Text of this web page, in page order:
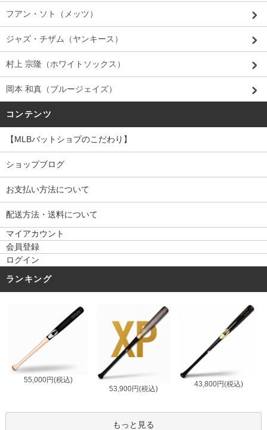
フアン・ソト（メッツ）
ジャズ・チザム（ヤンキース）
村上 宗隆（ホワイトソックス）
岡本 和真（ブルージェイズ）
コンテンツ
【MLBバットショプのこだわり】
ショップブログ
お支払い方法について
配送方法・送料について
マイアカウント
会員登録
ログイン
ランキング
55,000円(税込)
53,900円(税込)
43,800円(税込)
もっと見る